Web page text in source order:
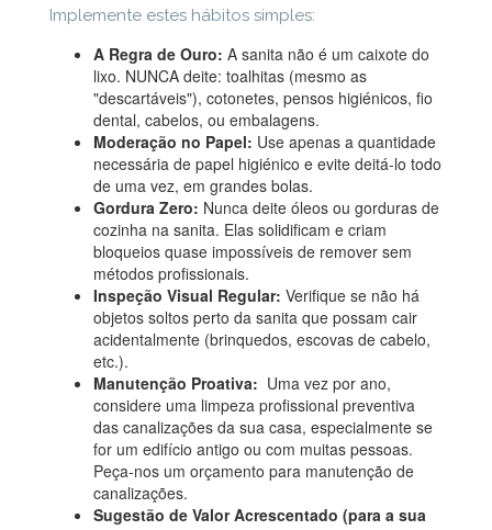
Implemente estes hábitos simples:
A Regra de Ouro: A sanita não é um caixote do
lixo. NUNCA deite: toalhitas (mesmo as
"descartáveis"), cotonetes, pensos higiénicos, fio
dental, cabelos, ou embalagens.
Moderação no Papel: Use apenas a quantidade
necessária de papel higiénico e evite deitá-lo todo
de uma vez, em grandes bolas.
Gordura Zero: Nunca deite óleos ou gorduras de
cozinha na sanita. Elas solidificam e criam
bloqueios quase impossíveis de remover sem
métodos profissionais.
Inspeção Visual Regular: Verifique se não há
objetos soltos perto da sanita que possam cair
acidentalmente (brinquedos, escovas de cabelo,
etc.).
Manutenção Proativa: Uma vez por ano,
considere uma limpeza profissional preventiva
das canalizações da sua casa, especialmente se
for um edifício antigo ou com muitas pessoas.
Peça-nos um orçamento para manutenção de
canalizações.
Sugestão de Valor Acrescentado (para a sua